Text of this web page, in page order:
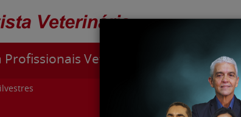
Veterinários
Curiosidades